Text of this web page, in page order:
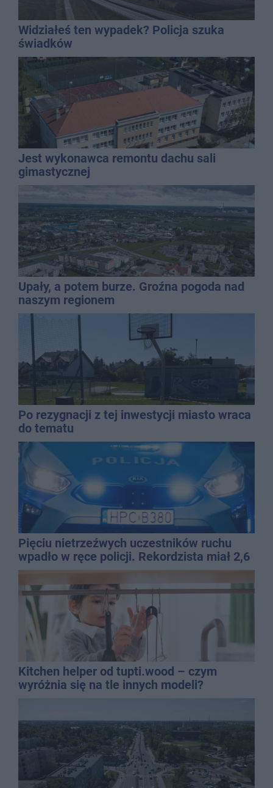
Widziałeś ten wypadek? Policja szuka
świadków
Jest wykonawca remontu dachu sali
gimastycznej
Upały, a potem burze. Groźna pogoda nad
naszym regionem
Po rezygnacji z tej inwestycji miasto wraca
do tematu
Pięciu nietrzeźwych uczestników ruchu
wpadło w ręce policji. Rekordzista miał 2,6
promila
Kitchen helper od tupti.wood – czym
wyróżnia się na tle innych modeli?